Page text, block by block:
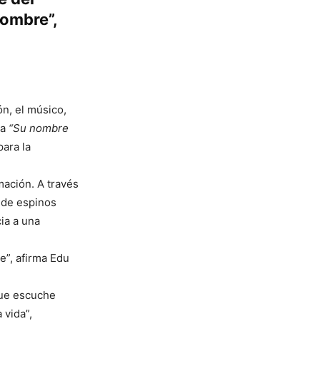
el músico,
“Su nombre
la
A través
espinos
a una
afirma Edu
escuche